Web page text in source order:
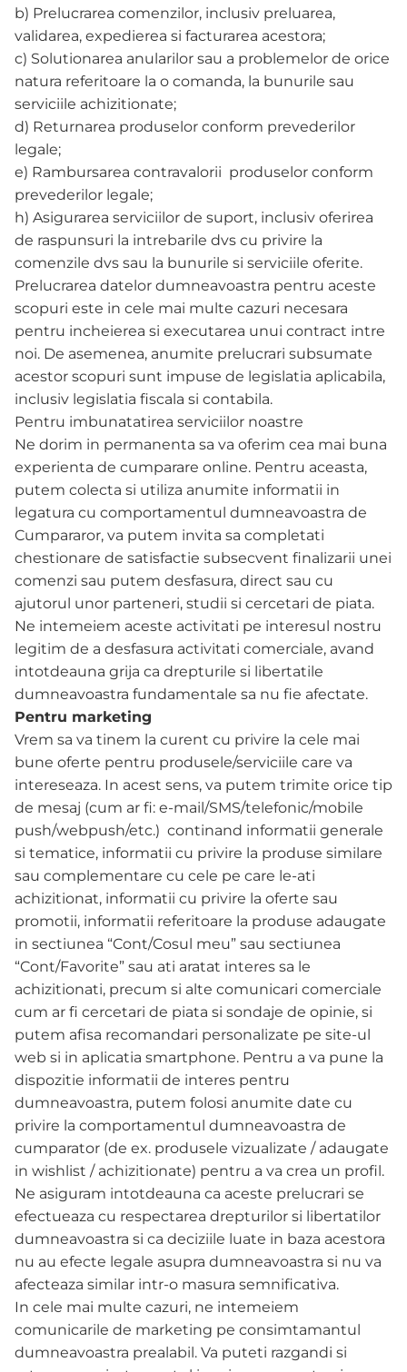
b) Prelucrarea comenzilor, inclusiv preluarea,
validarea, expedierea si facturarea acestora;
c) Solutionarea anularilor sau a problemelor de orice
natura referitoare la o comanda, la bunurile sau
serviciile achizitionate;
d) Returnarea produselor conform prevederilor
legale;
e) Rambursarea contravalorii produselor conform
prevederilor legale;
h) Asigurarea serviciilor de suport, inclusiv oferirea
de raspunsuri la intrebarile dvs cu privire la
comenzile dvs sau la bunurile si serviciile oferite.
Prelucrarea datelor dumneavoastra pentru aceste
scopuri este in cele mai multe cazuri necesara
pentru incheierea si executarea unui contract intre
noi. De asemenea, anumite prelucrari subsumate
acestor scopuri sunt impuse de legislatia aplicabila,
inclusiv legislatia fiscala si contabila.
Pentru imbunatatirea serviciilor noastre
Ne dorim in permanenta sa va oferim cea mai buna
experienta de cumparare online. Pentru aceasta,
putem colecta si utiliza anumite informatii in
legatura cu comportamentul dumneavoastra de
Cumpararor, va putem invita sa completati
chestionare de satisfactie subsecvent finalizarii unei
comenzi sau putem desfasura, direct sau cu
ajutorul unor parteneri, studii si cercetari de piata.
Ne intemeiem aceste activitati pe interesul nostru
legitim de a desfasura activitati comerciale, avand
intotdeauna grija ca drepturile si libertatile
dumneavoastra fundamentale sa nu fie afectate.
Pentru marketing
Vrem sa va tinem la curent cu privire la cele mai
bune oferte pentru produsele/serviciile care va
intereseaza. In acest sens, va putem trimite orice tip
de mesaj (cum ar fi: e-mail/SMS/telefonic/mobile
push/webpush/etc.) continand informatii generale
si tematice, informatii cu privire la produse similare
sau complementare cu cele pe care le-ati
achizitionat, informatii cu privire la oferte sau
promotii, informatii referitoare la produse adaugate
in sectiunea “Cont/Cosul meu” sau sectiunea
“Cont/Favorite” sau ati aratat interes sa le
achizitionati, precum si alte comunicari comerciale
cum ar fi cercetari de piata si sondaje de opinie, si
putem afisa recomandari personalizate pe site-ul
web si in aplicatia smartphone. Pentru a va pune la
dispozitie informatii de interes pentru
dumneavoastra, putem folosi anumite date cu
privire la comportamentul dumneavoastra de
cumparator (de ex. produsele vizualizate / adaugate
in wishlist / achizitionate) pentru a va crea un profil.
Ne asiguram intotdeauna ca aceste prelucrari se
efectueaza cu respectarea drepturilor si libertatilor
dumneavoastra si ca deciziile luate in baza acestora
nu au efecte legale asupra dumneavoastra si nu va
afecteaza similar intr-o masura semnificativa.
In cele mai multe cazuri, ne intemeiem
comunicarile de marketing pe consimtamantul
dumneavoastra prealabil. Va puteti razgandi si